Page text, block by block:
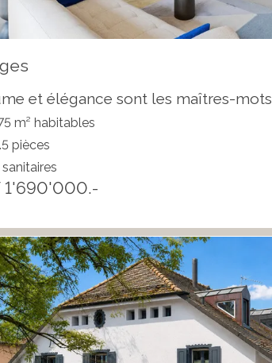
et élégance sont les maîtres-mots
m² habitables
pièces
sanitaires
1'690'000.-